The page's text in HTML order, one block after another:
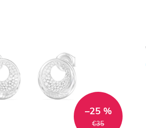
€35
–25 %